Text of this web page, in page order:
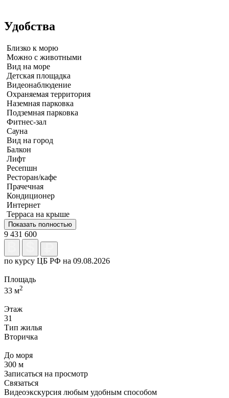
Удобства
Близко к морю
Можно с животными
Вид на море
Детская площадка
Видеонаблюдение
Охраняемая территория
Наземная парковка
Подземная парковка
Фитнес-зал
Сауна
Вид на город
Балкон
Лифт
Ресепшн
Ресторан/кафе
Прачечная
Кондиционер
Интернет
Терраса на крыше
Показать полностью
9 431 600
по курсу ЦБ РФ на 09.08.2026
Площадь
33 м2
Этаж
31
Тип жилья
Вторичка
До моря
300 м
Записаться на просмотр
Связаться
Видеоэкскурсия любым удобным способом